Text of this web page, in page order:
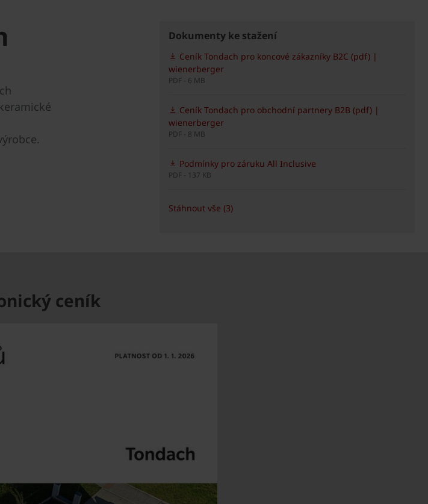
Dokumenty ke stažení
Ceník Tondach pro koncové zákazníky B2C (pdf) |
wienerberger
PDF - 6 MB
Ceník Tondach pro obchodní partnery B2B (pdf) |
wienerberger
PDF - 8 MB
Podmínky pro záruku All Inclusive
PDF - 137 KB
Stáhnout vše (3)
ceník